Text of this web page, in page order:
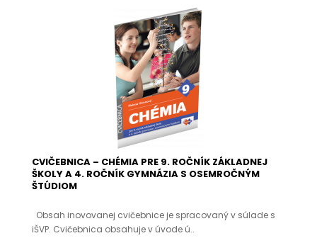
CVIČEBNICA – CHÉMIA PRE 9. ROČNÍK ZÁKLADNEJ
ŠKOLY A 4. ROČNÍK GYMNÁZIA S OSEMROČNÝM
ŠTÚDIOM
Obsah inovovanej cvičebnice je spracovaný v súlade s
iŠVP. Cvičebnica obsahuje v úvode ú..